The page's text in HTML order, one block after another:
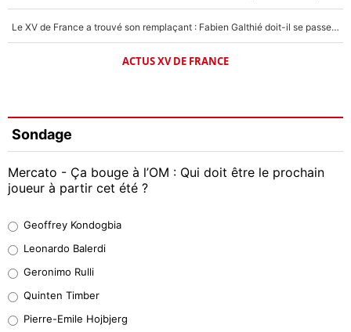
Le XV de France a trouvé son remplaçant : Fabien Galthié doit-il se passer d'Antoine Dupont ?
ACTUS XV DE FRANCE
Sondage
Mercato - Ça bouge à l’OM : Qui doit être le prochain
joueur à partir cet été ?
38%
32%
Geoffrey Kondogbia
Leonardo Balerdi
Geronimo Rulli
Quinten Timber
Pierre-Emile Hojbjerg